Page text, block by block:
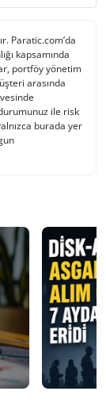
Paratic.com’da
kapsamında
portföy yönetim
arasında
ile risk
burada yer